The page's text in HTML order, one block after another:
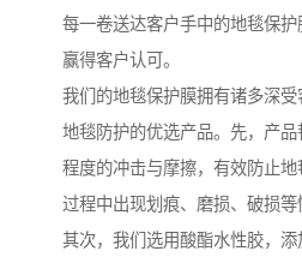
每一卷送达客户手中的地毯保
赢得客户认可。
我们的地毯保护膜拥有诸多深
地毯防护的优选产品。先，产
程度的冲击与摩擦，有效防止
过程中出现划痕、磨损、破损等
其次，我们选用酸酯水性胶，